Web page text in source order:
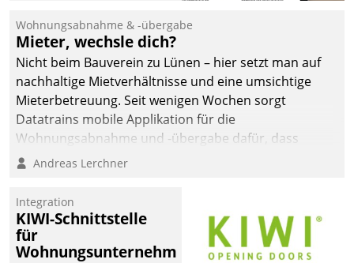
Ressort Kapitalanlage für
künftige Aufgaben und
Herausforderungen
gerüstet.
Wohnungsabnahme & -übergabe
Mieter, wechsle dich?
Nicht beim Bauverein zu Lünen – hier setzt man auf
nachhaltige Mietverhältnisse und eine umsichtige
Mieterbetreuung. Seit wenigen Wochen sorgt
Datatrains mobile Applikation für die
Wohnungsabnahme und -übergabe dafür, dass
Mieter wohlgeordnet kommen und, so es sein muss,
Andreas Lerchner
Integration
KIWI-Schnittstelle
für
Wohnungsunternehmen